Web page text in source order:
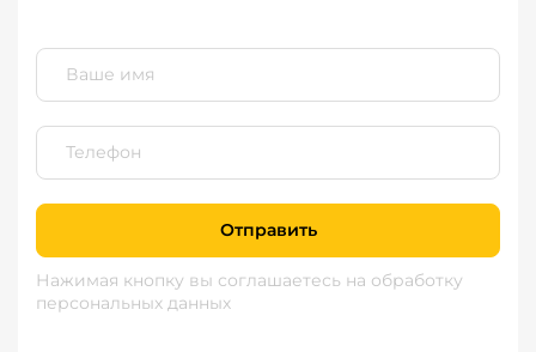
Отправить
Нажимая кнопку вы соглашаетесь на обработку
персональных данных